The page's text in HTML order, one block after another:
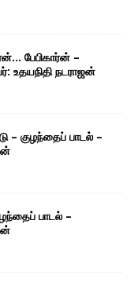
பேபிகார்ன் –
உதயநிதி நடராஜன்
– குழந்தைப் பாடல் –
பாடல் –